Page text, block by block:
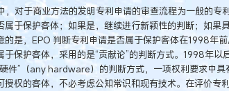
对于商业方法的发明专利申请的审查流程为一般的专
于保护客体；如果是，继续进行新颖性的判断；如果
的是，EPO 判断专利申请是否属于保护客体在1998年
保护客体，采用的是“贡献论”的判断方式。1998年以
件”（any hardware）的判断方式，一项权利要求中具
权的客体，不必考虑公知常识和现有技术。在评价专利